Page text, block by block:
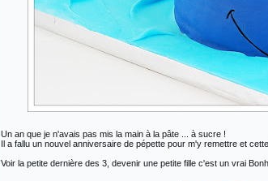
Un an que je n'avais pas mis la main à la pâte ... à sucre !
Il a fallu un nouvel anniversaire de pépette pour m'y remettre et
Voir la petite dernière des 3, devenir une petite fille c'est un vrai